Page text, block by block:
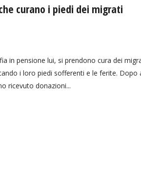
curano i piedi dei migrati
in pensione lui, si prendono cura dei
i loro piedi sofferenti e le ferite. Dopo
ricevuto donazioni...